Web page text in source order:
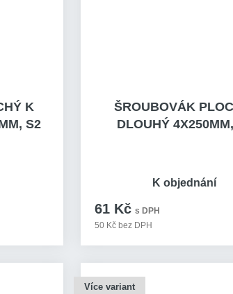
K
S2
ŠROUBOVÁK
DLOUHÝ
61 Kč s DPH
50 Kč bez DPH
K objednání
Více variant